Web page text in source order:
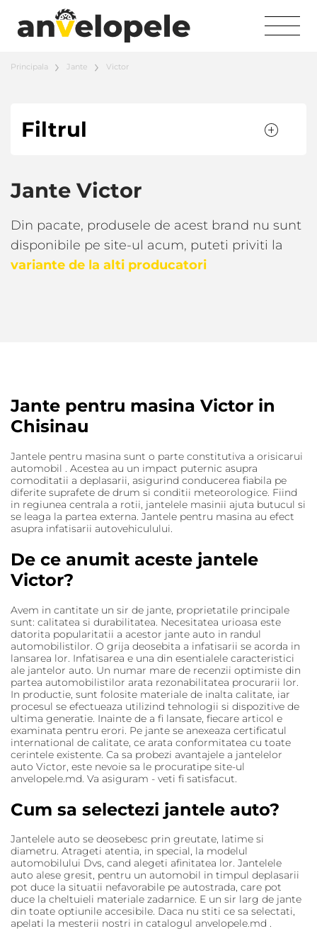
Principala Jante Victor
Filtrul
Jante Victor
Din pacate, produsele de acest brand nu sunt
disponibile pe site-ul acum, puteti priviti la
variante de la alti producatori
Jante pentru masina Victor in
Chisinau
Jantele pentru masina sunt o parte constitutiva a orisicarui
automobil . Acestea au un impact puternic asupra
comoditatii a deplasarii, asigurind conducerea fiabila pe
diferite suprafete de drum si conditii meteorologice. Fiind
in regiunea centrala a rotii, jantelele masinii ajuta butucul si
se leaga la partea externa. Jantele pentru masina au efect
asupra infatisarii autovehiculului.
De ce anumit aceste jantele
Victor?
Avem in cantitate un sir de jante, proprietatile principale
sunt: ​​calitatea si durabilitatea. Necesitatea urioasa este
datorita popularitatii a acestor jante auto in randul
automobilistilor. O grija deosebita a infatisarii se acorda in
lansarea lor. Infatisarea e una din esentialele caracteristici
ale jantelor auto. Un numar mare de recenzii optimiste din
partea automobilistilor arata rezonabilitatea procurarii lor.
In productie, sunt folosite materiale de inalta calitate, iar
procesul se efectueaza utilizind tehnologii si dispozitive de
ultima generatie. Inainte de a fi lansate, fiecare articol e
examinata pentru erori. Pe jante se anexeaza certificatul
international de calitate, ce arata conformitatea cu toate
cerintele existente. Ca sa probezi avantajele a jantelelor
auto Victor, este nevoie sa le procuratipe site-ul
anvelopele.md. Va asiguram - veti fi satisfacut.
Cum sa selectezi jantele auto?
Jantelele auto se deosebesc prin greutate, latime si
diametru. Atrageti atentia, in special, la modelul
automobilului Dvs, cand alegeti afinitatea lor. Jantelele
auto alese gresit, pentru un automobil in timpul deplasarii
pot duce la situatii nefavorabile pe autostrada, care pot
duce la cheltuieli materiale zadarnice. E un sir larg de jante
din toate optiunile accesibile. Daca nu stiti ce sa selectati,
apelati la mesterii nostri in catalogul anvelopele.md .